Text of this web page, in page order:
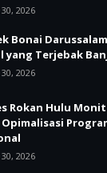
30, 2026
Bonai
yang Terjebak
30, 2026
Rokan Hulu
30, 2026